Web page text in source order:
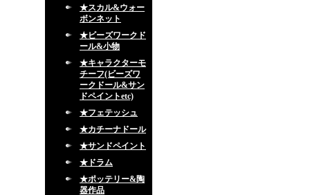
★スカル&ウォー
ボンネット
★ビーズワークド
ール&小物
★キャラクターモ
チーフ(ビーズワ
ークドール&サン
ドペイントetc)
★フェテッシュ
★カチーナドール
★サンドペイント
★ドラム
★ポッテリー&陶
器作品